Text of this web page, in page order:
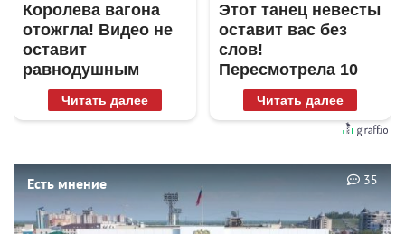
Королева вагона
отожгла! Видео не
оставит
равнодушным
Читать далее
Этот танец невесты
оставит вас без
слов!
Пересмотрела 10
раз
Читать далее
Есть мнение 35